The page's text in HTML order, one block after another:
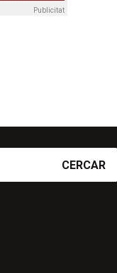
Publicitat
CERCAR